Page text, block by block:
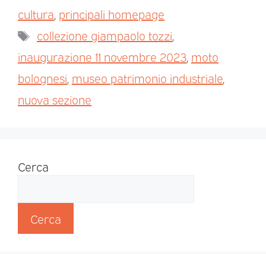
cultura principali homepage
collezione giampaolo tozzi
inaugurazione 11 novembre 2023 moto
bolognesi museo patrimonio industriale
nuova sezione
Cerca
Cerca